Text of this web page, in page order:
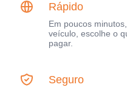
Rápido
Em poucos
veículo, escolhe o
pagar.
Seguro